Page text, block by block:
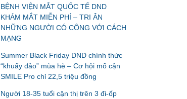
BỆNH VIỆN MẮT QUỐC TẾ DND
KHÁM MẮT MIỄN PHÍ – TRI ÂN
NHỮNG NGƯỜI CÓ CÔNG VỚI CÁCH
MẠNG
Summer Black Friday DND chính thức
“khuấy đảo” mùa hè – Cơ hội mổ cận
SMILE Pro chỉ 22,5 triệu đồng
Người 18-35 tuổi cận thị trên 3 đi-ốp